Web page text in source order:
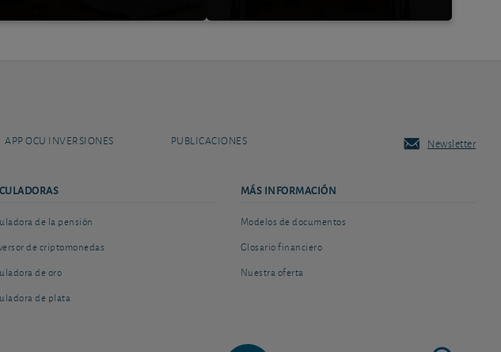
APP OCU INVERSIONES PUBLICACIONES Newsletter
de la pensión
de criptomonedas
de oro
de plata
MÁS INFORMACIÓN
Modelos de documentos
Glosario financiero
Nuestra oferta